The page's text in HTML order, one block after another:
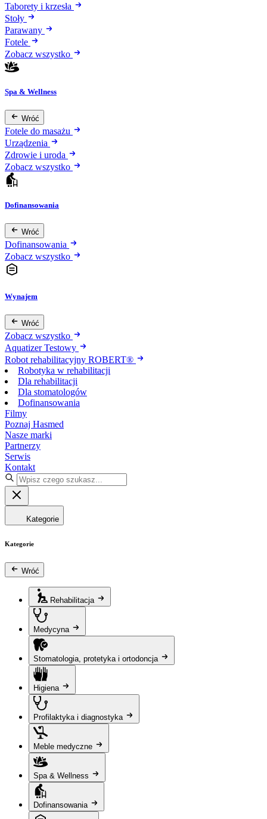
Taborety i krzesła
Stoły
Parawany
Fotele
Zobacz wszystko
Spa & Wellness
Wróć
Fotele do masażu
Urządzenia
Zdrowie i uroda
Zobacz wszystko
Dofinansowania
Wróć
Dofinansowania
Zobacz wszystko
Wynajem
Wróć
Zobacz wszystko
Aquatizer Testowy
Robot rehabilitacyjny ROBERT®
Robotyka w rehabilitacji
Dla rehabilitacji
Dla stomatologów
Dofinansowania
Filmy
Poznaj Hasmed
Nasze marki
Partnerzy
Serwis
Kontakt
Kategorie
Kategorie
Wróć
Rehabilitacja
Medycyna
Stomatologia, protetyka i ortodoncja
Higiena
Profilaktyka i diagnostyka
Meble medyczne
Spa & Wellness
Dofinansowania